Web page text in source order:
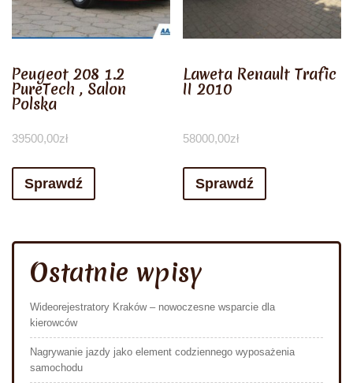
Peugeot 208 1.2
PureTech , Salon
Polska
39500,00zł
Sprawdź
Laweta Renault Trafic
II 2010
58000,00zł
Sprawdź
Ostatnie wpisy
Wideorejestratory Kraków – nowoczesne wsparcie dla
kierowców
Nagrywanie jazdy jako element codziennego wyposażenia
samochodu